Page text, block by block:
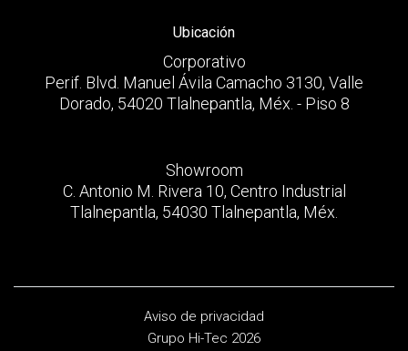
Ubicación
Corporativo
Perif. Blvd. Manuel Ávila Camacho 3130, Valle
Dorado, 54020 Tlalnepantla, Méx. - Piso 8
Showroom
C. Antonio M. Rivera 10, Centro Industrial
Tlalnepantla, 54030 Tlalnepantla, Méx.
Aviso de privacidad
Grupo Hi-Tec 2026